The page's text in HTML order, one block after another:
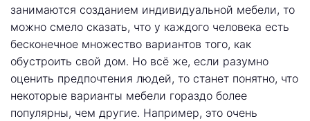
занимаются созданием индивидуальной мебели, то
можно смело сказать, что у каждого человека есть
бесконечное множество вариантов того, как
обустроить свой дом. Но всё же, если разумно
оценить предпочтения людей, то станет понятно, что
некоторые варианты мебели гораздо более
популярны, чем другие. Например, это очень